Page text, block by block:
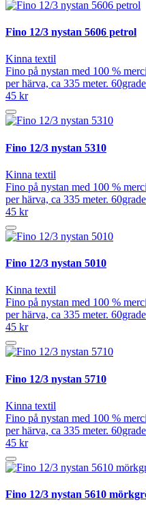
Fino 12/3 nystan 5606 petrol
Kinna textil
Fino på nystan med 100 %
per härva, ca 335 meter.
45 kr
Fino 12/3 nystan 5310
Kinna textil
Fino på nystan med 100 %
per härva, ca 335 meter.
45 kr
Fino 12/3 nystan 5010
Kinna textil
Fino på nystan med 100 %
per härva, ca 335 meter.
45 kr
Fino 12/3 nystan 5710
Kinna textil
Fino på nystan med 100 %
per härva, ca 335 meter.
45 kr
Fino 12/3 nystan 5610